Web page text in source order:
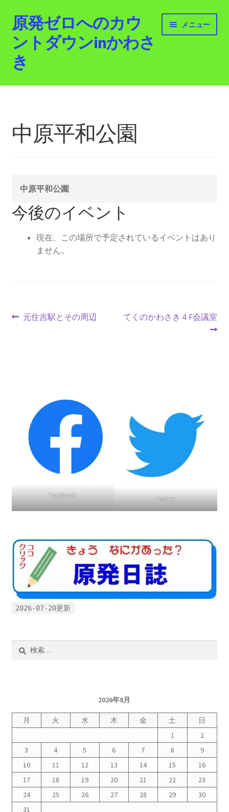
ナ
ビ
ゲ
ー
シ
キ
コ
ン
テ
ン
ツ
プ
原発ゼロへのカウ
ントダウンinかわさ
き
メニュー
ホーム
活動紹介
原発ゼロ金曜日行動 inかわさき
2013.3.10 第２回原発ゼロへのカウントダウンinかわ
さき 集会
2014.10.13 「今こそ９条inかわさき」大集会 第二分
き 集会
2016.1.31 日本と原発上映会＆講演会
2016.3 .13 第5回原発ゼロへのカウントダウンinかわさ
き 集会
2017.3.12 第6回原発ゼロへのカウントダウンinかわさ
き 集会
2018.3.11 第７回原発ゼロへのカウントダウンinかわ
さき集会
2019.3.10 第8回 原発ゼロへのカウントダウンinかわ
さき 集会
2023.10.8 原発ゼロへのカウントダウンinかわさき
講演会開催
2024.3.10第13回原発ゼロへのカウントダウンinかわさ
き集会
2024.10.13 映画「決断」上映と講演会を開催
2025.3.23第14回原発ゼロへのカウントダウンinかわさ
中原平和公園
中原平和公園
今後のイベント
現在、この場所で予定されているイベントはあり
ません。
投前
元住吉駅とその周辺
次
てくのかわさき４F会議室
Facebook Twitter
2026-07-20更新
2026年8月
月 火 水 木 金 土
日
1
2
3
4 5 6 7 8
9
10
11 12 13 14 15
16
17
18 19 20 21 22
23
24
25 26 27 28 29
30
31